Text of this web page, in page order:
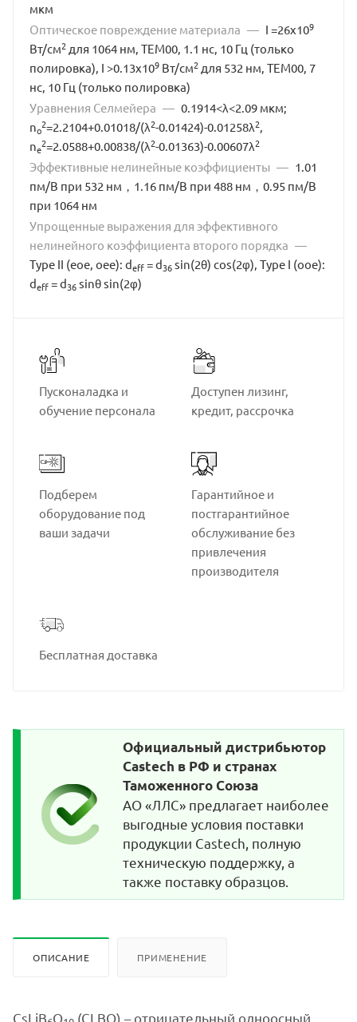
мкм
Оптическое повреждение материала — I =26х109
Вт/см2 для 1064 нм, TEM00, 1.1 нс, 10 Гц (только
полировка), I >0.13х109 Вт/см2 для 532 нм, TEM00, 7
нс, 10 Гц (только полировка)
Уравнения Селмейера — 0.1914<λ<2.09 мкм;
nо
2=2.2104+0.01018/(λ2-0.01424)-0.01258λ2,
nе
2=2.0588+0.00838/(λ2-0.01363)-0.00607λ2
Эффективные нелинейные коэффициенты — 1.01
пм/В при 532 нм，1.16 пм/В при 488 нм，0.95 пм/В
при 1064 нм
Упрощенные выражения для эффективного
нелинейного коэффициента второго порядка —
Type II (eoe, oee): deff= d36sin(2θ) cos(2φ), Type I (оое):
deff= d36sinθ sin(2φ)
Пусконаладка и
обучение персонала
Доступен лизинг,
кредит, рассрочка
Подберем
оборудование под
ваши задачи
Гарантийное и
постгарантийное
обслуживание без
привлечения
производителя
Бесплатная доставка
Официальный дистрибьютор
Castech в РФ и странах
Таможенного Союза
АО «ЛЛС» предлагает наиболее
выгодные условия поставки
продукции Castech, полную
техническую поддержку, а
также поставку образцов.
ОПИСАНИЕ ПРИМЕНЕНИЕ
CsLiB O (CLBO) – отрицательный одноосный